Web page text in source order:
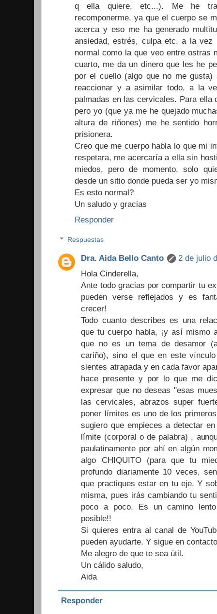
q ella quiere, etc...). Me he
recomponerme, ya que el cuerpo se
acerca y eso me ha generado
ansiedad, estrés, culpa etc. a la vez
normal como la que veo entre ostras
cuarto, me da un dinero que les he
por el cuello (algo que no me
reaccionar y a asimilar todo, a la
palmadas en las cervicales. Para ella
pero yo (que ya me he quejado
altura de riñones) me he sentido
prisionera.
Creo que me cuerpo habla lo que mi
respetara, me acercaría a ella sin
miedos, pero de momento, solo
desde un sitio donde pueda ser yo
Es esto normal?
Un saludo y gracias
Responder
Respuestas
Dra. Aida Bello Canto
2 de julio
Hola Cinderella,
Ante todo gracias por compartir tu
pueden verse reflejados y es
crecer!
Todo cuanto describes es una
que tu cuerpo habla, ¡y así mismo
que no es un tema de desamor
cariño), sino el que en este
sientes atrapada y en cada favor
hace presente y por lo que me
expresar que no deseas "esas
las cervicales, abrazos super
poner límites es uno de los
sugiero que empieces a detectar
límite (corporal o de palabra) ,
paulatinamente por ahí en algún
algo CHIQUITO (para que tu
profundo diariamente 10 veces,
que practiques estar en tu eje. Y
misma, pues irás cambiando tu
poco a poco. Es un camino
posible!!
Si quieres entra al canal de
pueden ayudarte. Y sigue en
Me alegro de que te sea útil.
Un cálido saludo,
Aida
Responder